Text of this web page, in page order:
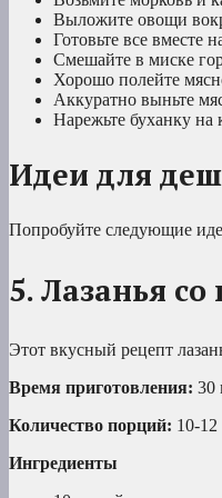
Выложите овощи
Готовьте все вместе
Смешайте в миске
Хорошо полейте
Аккуратно выньте
Нарежьте буханку
Идеи для
Попробуйте следующие
5. Лазанья
Этот вкусный рецепт
Время приготовления: 30
Количество порций: 10-12
Ингредиенты